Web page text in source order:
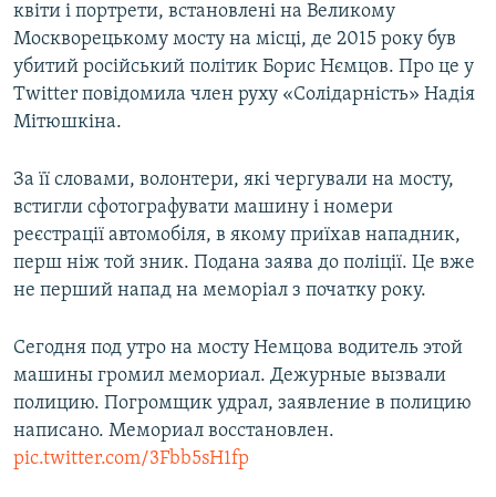
ДОЛУЧАЙСЯ!
Усі сайти RFE/RL
квіти і портрети, встановлені на Великому
Москворецькому мосту на місці, де 2015 року був
убитий російський політик Борис Нємцов. Про це у
Twitter повідомила член руху «Солідарність» Надія
Мітюшкіна.
За її словами, волонтери, які чергували на мосту,
встигли сфотографувати машину і номери
реєстрації автомобіля, в якому приїхав нападник,
перш ніж той зник. Подана заява до поліції. Це вже
не перший напад на меморіал з початку року.
Сегодня под утро на мосту Немцова водитель этой
машины громил мемориал. Дежурные вызвали
полицию. Погромщик удрал, заявление в полицию
написано. Мемориал восстановлен.
pic.twitter.com/3Fbb5sH1fp